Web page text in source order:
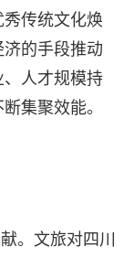
传统文化焕
的手段推动
人才规模持
集聚效能。
。文旅对四川